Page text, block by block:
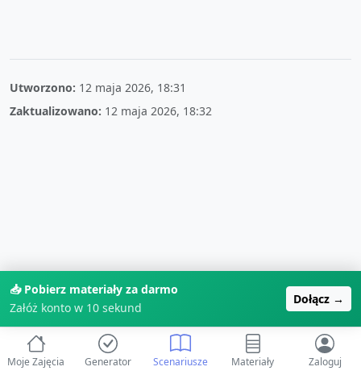
Utworzono: 12 maja 2026, 18:31
Zaktualizowano: 12 maja 2026, 18:32
📥 Pobierz materiały za darmo
Załóż konto w 10 sekund
Dołącz →
Moje Zajęcia Generator Scenariusze Materiały Zaloguj